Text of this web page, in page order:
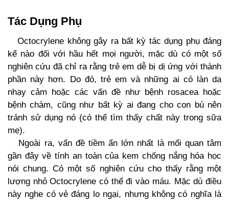
Tác Dụng Phụ
Octocrylene không gây ra bất kỳ tác dụng phụ đáng
kể nào đối với hầu hết mọi người, mặc dù có một số
nghiên cứu đã chỉ ra rằng trẻ em dễ bị dị ứng với thành
phần này hơn. Do đó, trẻ em và những ai có làn da
nhạy cảm hoặc các vấn đề như bệnh rosacea hoặc
bệnh chàm, cũng như bất kỳ ai đang cho con bú nên
tránh sử dụng nó (có thể tìm thấy chất này trong sữa
mẹ).
Ngoài ra, vấn đề tiềm ẩn lớn nhất là mối quan tâm
gần đây về tính an toàn của kem chống nắng hóa học
nói chung. Có một số nghiên cứu cho thấy rằng một
lượng nhỏ Octocrylene có thể đi vào máu. Mặc dù điều
này nghe có vẻ đáng lo ngại, nhưng không có nghĩa là